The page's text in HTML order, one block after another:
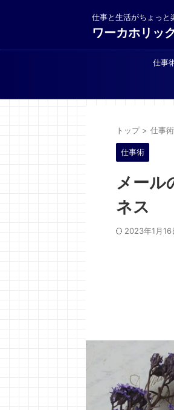
仕事と生活がちょっと
ワーカホリッ
仕事
トップ > 仕事術
仕事術
メール
ネス
2023年1月16